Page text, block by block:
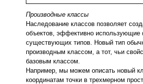
Производные классы
Наследование классов позволяет
объектов, эффективно использующие
существующих типов. Новый тип
производным классом, а тот, чьи
базовым классом.
Например, мы можем описать новый
координатам точки в трехмерном